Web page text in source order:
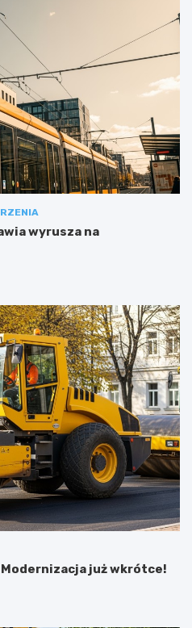
wyrusza na
Modernizacja już wkrótce!